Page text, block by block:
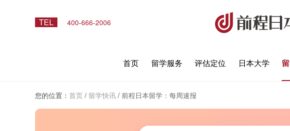
TEL 400-666-2006
首页 留学服务 评估定位 日本大学
您的位置： 首页 / 留学快讯 / 前程日本留学：每周速报